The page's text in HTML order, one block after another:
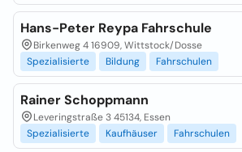
Hans-Peter Reypa Fahrschule
Birkenweg 4 16909, Wittstock/Dosse
Spezialisierte
Bildung Fahrschulen
Rainer Schoppmann
Leveringstraße 3 45134, Essen
Spezialisierte
Kaufhäuser Fahrschulen